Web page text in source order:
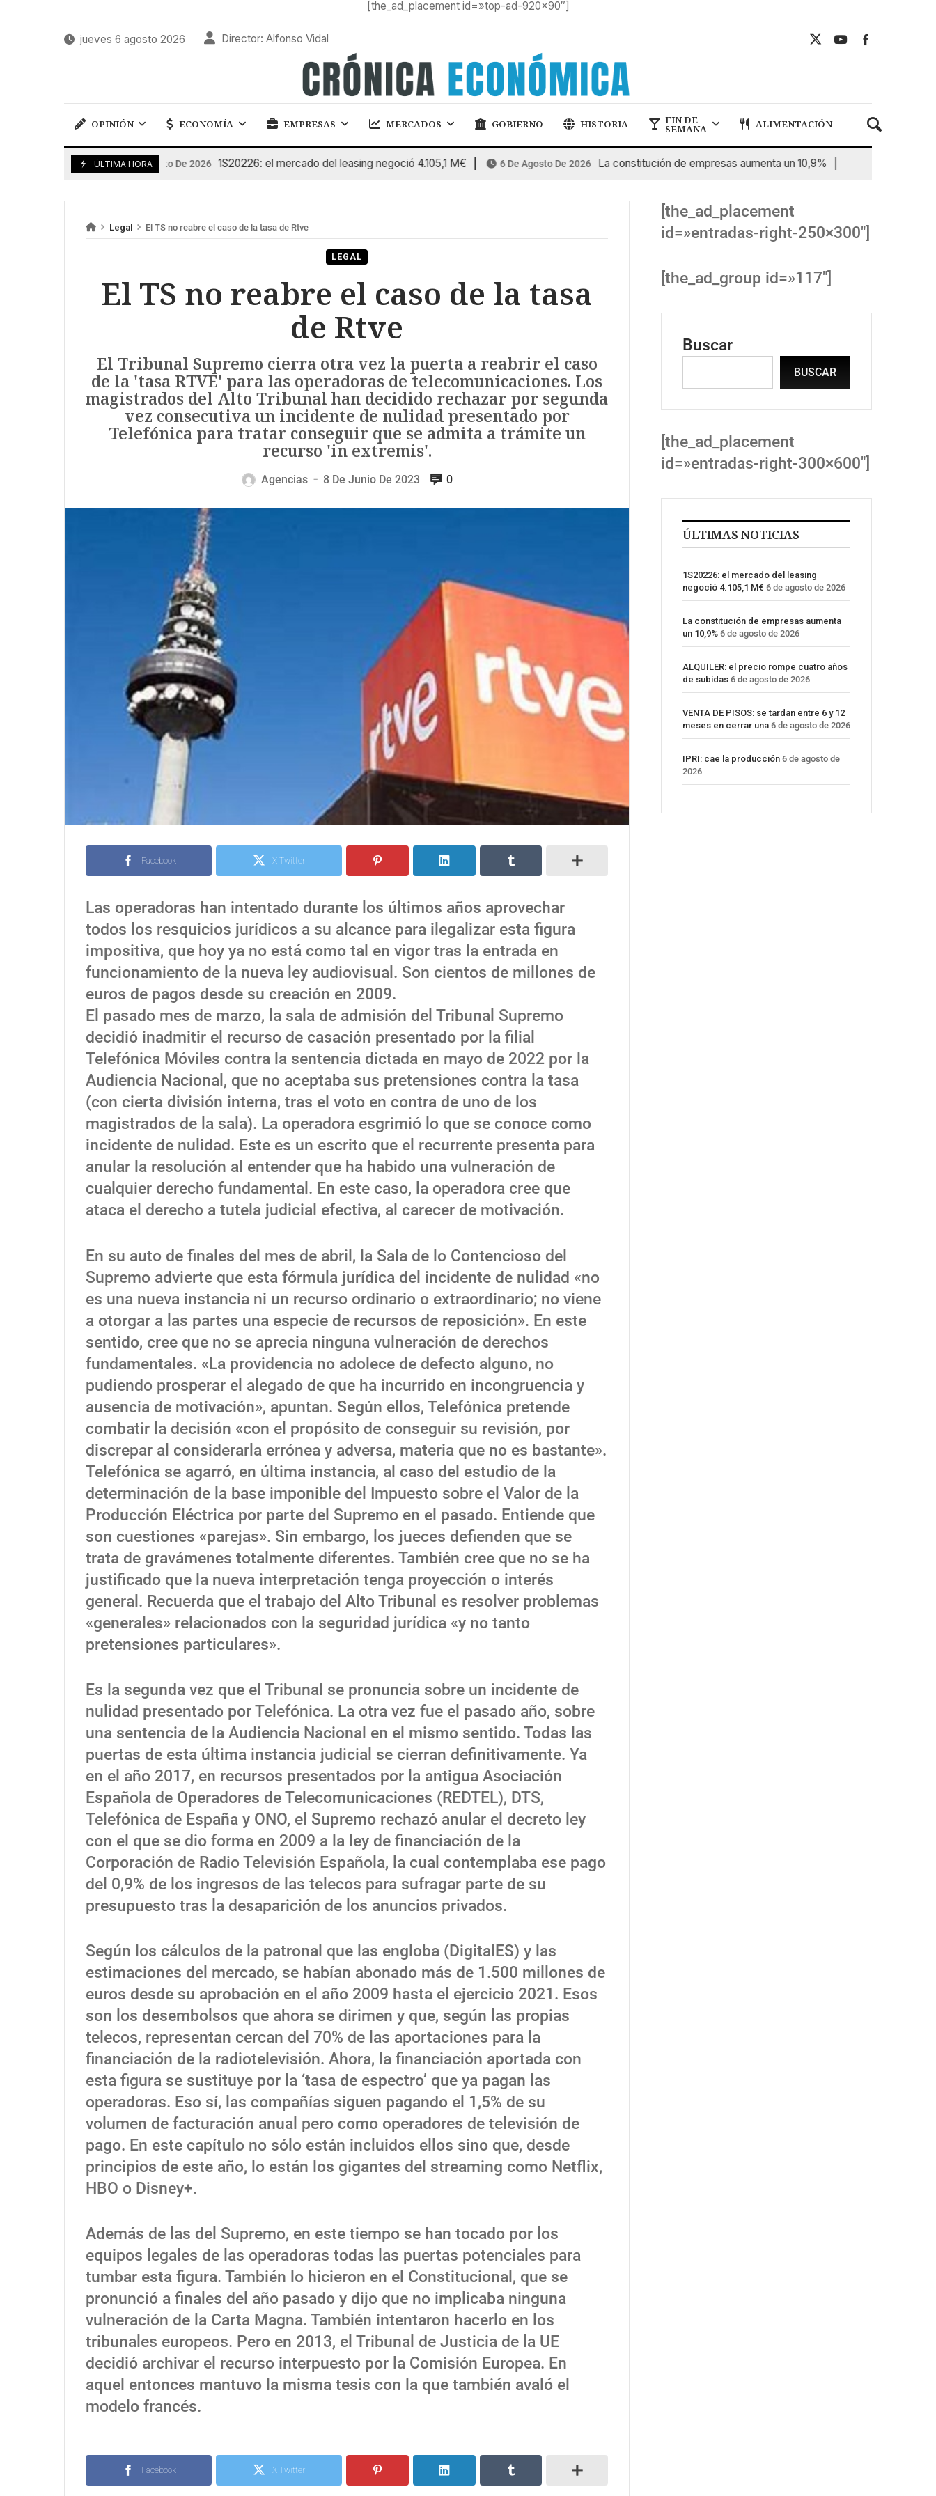
[the_ad_placement id=»top-ad-920×90″]
jueves 6 agosto 2026 Director: Alfonso Vidal
OPINIÓN ECONOMÍA EMPRESAS MERCADOS GOBIERNO HISTORIA FIN DE
SEMANA ALIMENTACIÓN
ÚLTIMA HORA
6 De Agosto De 2026 1S20226: el mercado del leasing negoció 4.105,1 M€ 6 De Agosto De 2026 La constitución de empresas aumenta un 10,9%
Legal El TS no reabre el caso de la tasa de Rtve
LEGAL
El TS no reabre el caso de la tasa
de Rtve
El Tribunal Supremo cierra otra vez la puerta a reabrir el caso
de la 'tasa RTVE' para las operadoras de telecomunicaciones. Los
magistrados del Alto Tribunal han decidido rechazar por segunda
vez consecutiva un incidente de nulidad presentado por
Telefónica para tratar conseguir que se admita a trámite un
recurso 'in extremis'.
Agencias — 8 De Junio De 2023 0
Facebook X Twitter
Las operadoras han intentado durante los últimos años aprovechar
todos los resquicios jurídicos a su alcance para ilegalizar esta figura
impositiva, que hoy ya no está como tal en vigor tras la entrada en
funcionamiento de la nueva ley audiovisual. Son cientos de millones de
euros de pagos desde su creación en 2009.
El pasado mes de marzo, la sala de admisión del Tribunal Supremo
decidió inadmitir el recurso de casación presentado por la filial
Telefónica Móviles contra la sentencia dictada en mayo de 2022 por la
Audiencia Nacional, que no aceptaba sus pretensiones contra la tasa
(con cierta división interna, tras el voto en contra de uno de los
magistrados de la sala). La operadora esgrimió lo que se conoce como
incidente de nulidad. Este es un escrito que el recurrente presenta para
anular la resolución al entender que ha habido una vulneración de
cualquier derecho fundamental. En este caso, la operadora cree que
ataca el derecho a tutela judicial efectiva, al carecer de motivación.
En su auto de finales del mes de abril, la Sala de lo Contencioso del
Supremo advierte que esta fórmula jurídica del incidente de nulidad «no
es una nueva instancia ni un recurso ordinario o extraordinario; no viene
a otorgar a las partes una especie de recursos de reposición». En este
sentido, cree que no se aprecia ninguna vulneración de derechos
fundamentales. «La providencia no adolece de defecto alguno, no
pudiendo prosperar el alegado de que ha incurrido en incongruencia y
ausencia de motivación», apuntan. Según ellos, Telefónica pretende
combatir la decisión «con el propósito de conseguir su revisión, por
discrepar al considerarla errónea y adversa, materia que no es bastante».
Telefónica se agarró, en última instancia, al caso del estudio de la
determinación de la base imponible del Impuesto sobre el Valor de la
Producción Eléctrica por parte del Supremo en el pasado. Entiende que
son cuestiones «parejas». Sin embargo, los jueces defienden que se
trata de gravámenes totalmente diferentes. También cree que no se ha
justificado que la nueva interpretación tenga proyección o interés
general. Recuerda que el trabajo del Alto Tribunal es resolver problemas
«generales» relacionados con la seguridad jurídica «y no tanto
pretensiones particulares».
Es la segunda vez que el Tribunal se pronuncia sobre un incidente de
nulidad presentado por Telefónica. La otra vez fue el pasado año, sobre
una sentencia de la Audiencia Nacional en el mismo sentido. Todas las
puertas de esta última instancia judicial se cierran definitivamente. Ya
en el año 2017, en recursos presentados por la antigua Asociación
Española de Operadores de Telecomunicaciones (REDTEL), DTS,
Telefónica de España y ONO, el Supremo rechazó anular el decreto ley
con el que se dio forma en 2009 a la ley de financiación de la
Corporación de Radio Televisión Española, la cual contemplaba ese pago
del 0,9% de los ingresos de las telecos para sufragar parte de su
presupuesto tras la desaparición de los anuncios privados.
Según los cálculos de la patronal que las engloba (DigitalES) y las
estimaciones del mercado, se habían abonado más de 1.500 millones de
euros desde su aprobación en el año 2009 hasta el ejercicio 2021. Esos
son los desembolsos que ahora se dirimen y que, según las propias
telecos, representan cercan del 70% de las aportaciones para la
financiación de la radiotelevisión. Ahora, la financiación aportada con
esta figura se sustituye por la ‘tasa de espectro’ que ya pagan las
operadoras. Eso sí, las compañías siguen pagando el 1,5% de su
volumen de facturación anual pero como operadores de televisión de
pago. En este capítulo no sólo están incluidos ellos sino que, desde
principios de este año, lo están los gigantes del streaming como Netflix,
HBO o Disney+.
Además de las del Supremo, en este tiempo se han tocado por los
equipos legales de las operadoras todas las puertas potenciales para
tumbar esta figura. También lo hicieron en el Constitucional, que se
pronunció a finales del año pasado y dijo que no implicaba ninguna
vulneración de la Carta Magna. También intentaron hacerlo en los
tribunales europeos. Pero en 2013, el Tribunal de Justicia de la UE
decidió archivar el recurso interpuesto por la Comisión Europea. En
aquel entonces mantuvo la misma tesis con la que también avaló el
modelo francés.
Facebook X Twitter
[the_ad_placement
id=»entradas-right-250×300″]
[the_ad_group id=»117″]
Buscar
BUSCAR
[the_ad_placement
id=»entradas-right-300×600″]
ÚLTIMAS NOTICIAS
1S20226: el mercado del leasing
negoció 4.105,1 M€ 6 de agosto de 2026
La constitución de empresas aumenta
un 10,9% 6 de agosto de 2026
ALQUILER: el precio rompe cuatro años
de subidas 6 de agosto de 2026
VENTA DE PISOS: se tardan entre 6 y 12
meses en cerrar una 6 de agosto de 2026
IPRI: cae la producción 6 de agosto de
2026